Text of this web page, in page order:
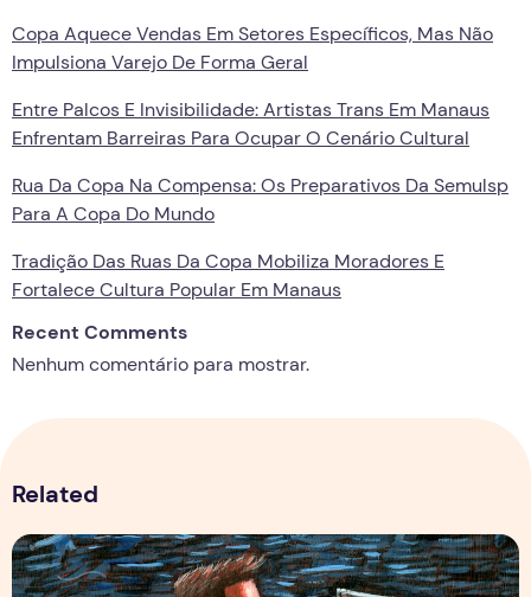
Copa Aquece Vendas Em Setores Específicos, Mas Não
Impulsiona Varejo De Forma Geral
Entre Palcos E Invisibilidade: Artistas Trans Em Manaus
Enfrentam Barreiras Para Ocupar O Cenário Cultural
Rua Da Copa Na Compensa: Os Preparativos Da Semulsp
Para A Copa Do Mundo
Tradição Das Ruas Da Copa Mobiliza Moradores E
Fortalece Cultura Popular Em Manaus
Recent Comments
Nenhum comentário para mostrar.
Related
Por Trás dos Pixels